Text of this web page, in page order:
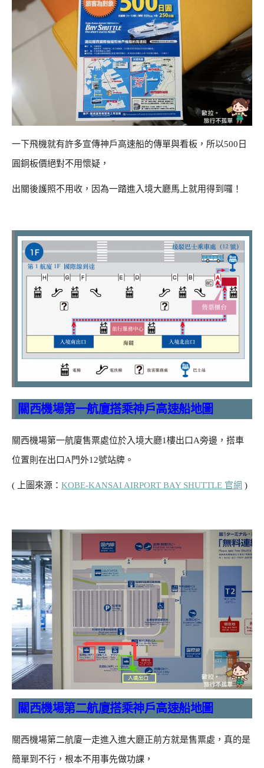
一下飛機就有許多宣傳神戶高速船的傳單與看板，所以500日
圓銅板價絕對不用懷疑，
出關後護照不用收，因為一踏進入境大廳馬上就用得到囉！
關西機場第一航廈搭乘神戶高速船地圖
關西機場第一航廈售票處位於入境大廳1樓出口A旁邊，搭車
位置則在出口A門外12號站牌。
( 上圖來源： KOBE-KANSAI AIRPORT BAY SHUTTLE 官網 )
關西機場第二航廈搭乘神戶高速船地圖
關西機場第二航廈一走進入進大廳正前方就是售票處，真的是
簡單到不行，根本不用事先做功課，